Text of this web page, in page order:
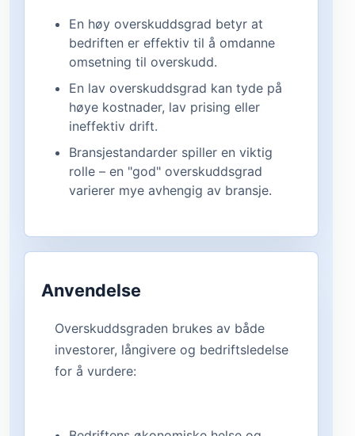
En høy overskuddsgrad betyr at
bedriften er effektiv til å omdanne
omsetning til overskudd.
En lav overskuddsgrad kan tyde på
høye kostnader, lav prising eller
ineffektiv drift.
Bransjestandarder spiller en viktig
rolle – en "god" overskuddsgrad
varierer mye avhengig av bransje.
Anvendelse
Overskuddsgraden brukes av både
investorer, långivere og bedriftsledelse
for å vurdere: